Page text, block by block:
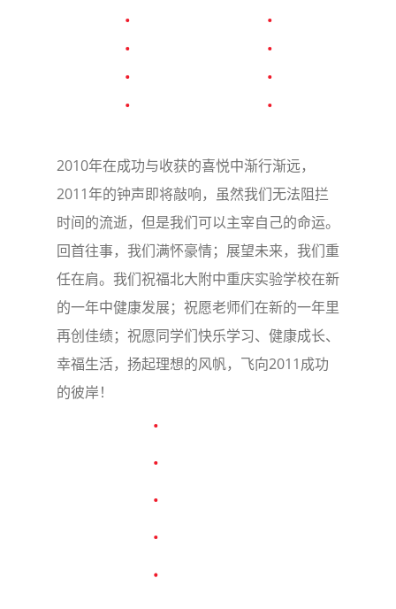
2010年在成功与收获的喜悦中渐行渐远，
2011年的钟声即将敲响，虽然我们无法阻拦
时间的流逝，但是我们可以主宰自己的命运。
回首往事，我们满怀豪情；展望未来，我们重
任在肩。我们祝福北大附中重庆实验学校在新
的一年中健康发展；祝愿老师们在新的一年里
再创佳绩；祝愿同学们快乐学习、健康成长、
幸福生活，扬起理想的风帆，飞向2011成功
的彼岸！